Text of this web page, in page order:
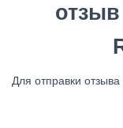
Для отправки